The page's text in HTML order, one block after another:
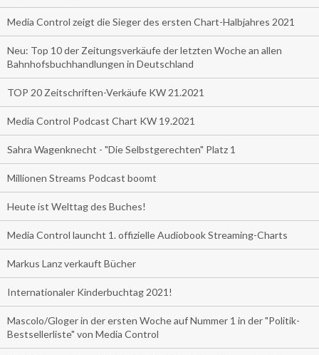
Media Control zeigt die Sieger des ersten Chart-Halbjahres 2021
Neu: Top 10 der Zeitungsverkäufe der letzten Woche an allen
Bahnhofsbuchhandlungen in Deutschland
TOP 20 Zeitschriften-Verkäufe KW 21.2021
Media Control Podcast Chart KW 19.2021
Sahra Wagenknecht - "Die Selbstgerechten" Platz 1
Millionen Streams Podcast boomt
Heute ist Welttag des Buches!
Media Control launcht 1. offizielle Audiobook Streaming-Charts
Markus Lanz verkauft Bücher
Internationaler Kinderbuchtag 2021!
Mascolo/Gloger in der ersten Woche auf Nummer 1 in der "Politik-
Bestsellerliste" von Media Control